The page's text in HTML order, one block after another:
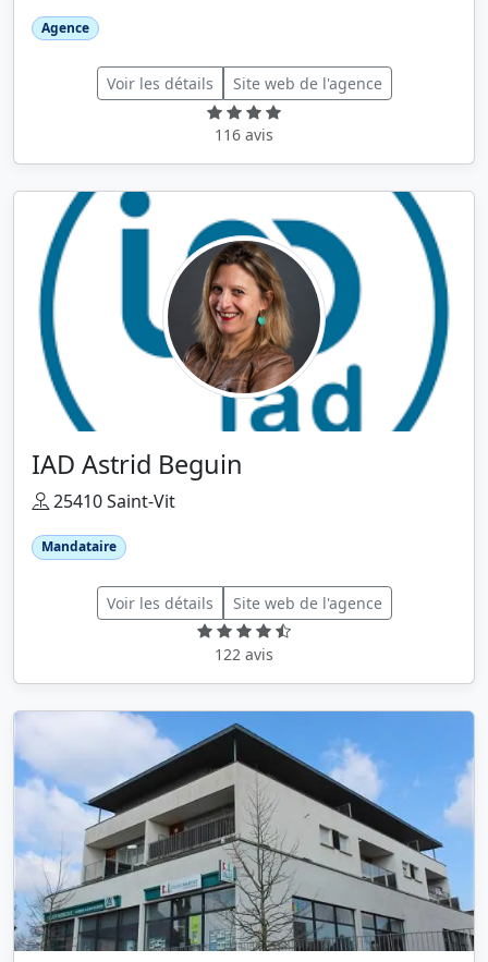
Agence
Voir les détails Site web de l'agence
116 avis
IAD Astrid Beguin
25410 Saint-Vit
Mandataire
Voir les détails Site web de l'agence
122 avis